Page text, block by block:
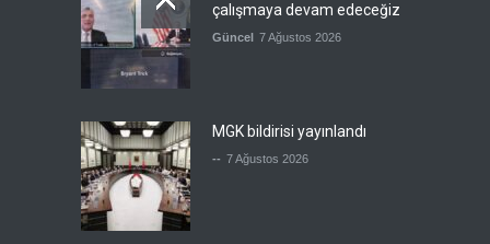
çalışmaya devam edeceğiz
Güncel 7 Ağustos 2026
MGK bildirisi yayınlandı
-- 7 Ağustos 2026